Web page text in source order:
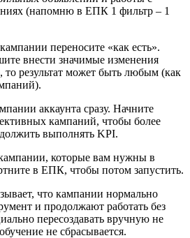
(напомню в ЕПК 1 фильтр – 1
переносите «как есть».
внести значимые изменения
то результат может быть любым (как
аккаунта сразу. Начните
кампаний, чтобы более
выполнять KPI.
которые вам нужны в
в ЕПК, чтобы потом запустить.
что кампании нормально
и продолжают работать без
пересоздавать вручную не
не сбрасывается.